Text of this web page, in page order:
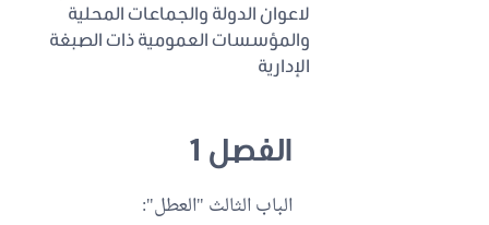
لاعوان الدولة والجماعات المحلية
والمؤسسات العمومية ذات الصبغة
الإدارية
الفصل 1
الباب الثالث "العطل":